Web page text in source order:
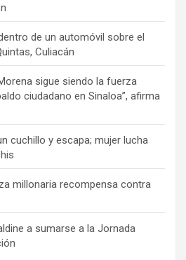
de un automóvil sobre el
Culiacán
sigue siendo la fuerza
ciudadano en Sinaloa”, afirma
cuchillo y escapa; mujer lucha
millonaria recompensa contra
a sumarse a la Jornada